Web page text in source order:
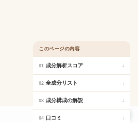
このページの内容
01 成分解析スコア ↓
02 全成分リスト ↓
03 成分構成の解説 ↓
04 口コミ ↓